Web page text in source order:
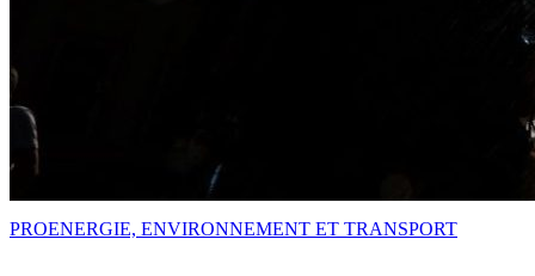
PROENERGIE, ENVIRONNEMENT ET TRANSPORT